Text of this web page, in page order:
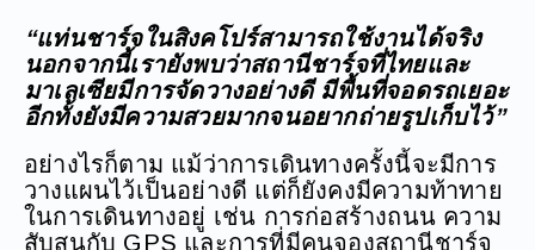
“แท่นชาร์จในสิงคโปร์สามารถใช้งานได้จริง
นอกจากนี้เรายังพบว่าสถานีชาร์จที่ไทยและ
มาเลเซียมีการจัดวางอย่างดี มีพื้นที่จอดรถเยอะ
อีกทั้งยังมีความสวยมากจนอยากถ่ายรูปเก็บไว้”
อย่างไรก็ตาม แม้ว่าการเดินทางครั้งนี้จะมีการ
วางแผนไว้เป็นอย่างดี แต่ก็ยังคงมีความท้าทาย
ในการเดินทางอยู่ เช่น การก่อสร้างถนน ความ
สับสนกับ GPS และการที่มีคนจองสถานีชาร์จ